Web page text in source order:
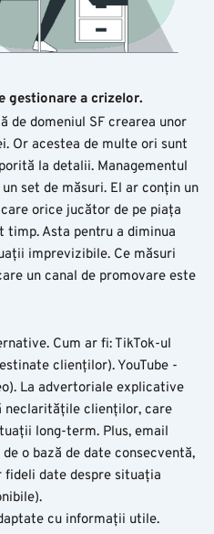
gestionare a crizelor.
de domeniul SF crearea unor
Or acestea de multe ori sunt
la detalii. Managementul
set de măsuri. El ar conțin un
orice jucător de pe piața
Asta pentru a diminua
imprevizibile. Ce măsuri
un canal de promovare este
Cum ar fi: TikTok-ul
clienților). YouTube -
La advertoriale explicative
neclaritățile clienților, care
long-term. Plus, email
o bază de date consecventă,
date despre situația
cu informații utile.